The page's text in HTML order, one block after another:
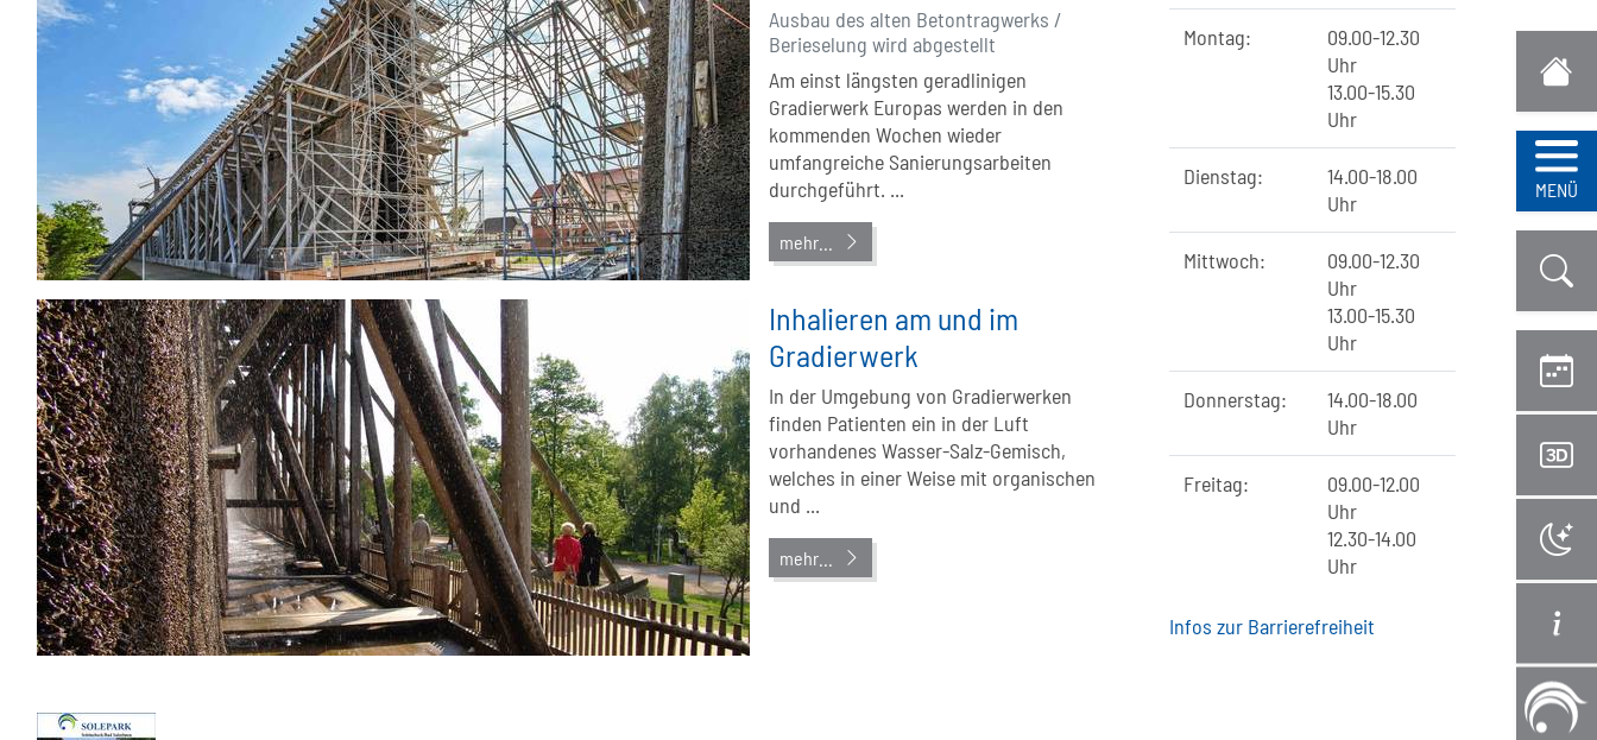
MENÜ
Ausbau des alten Betontragwerks /
Berieselung wird abgestellt
Am einst längsten geradlinigen
Gradierwerk Europas werden in den
kommenden Wochen wieder
umfangreiche Sanierungsarbeiten
durchgeführt. ...
mehr...
Inhalieren am und im
Gradierwerk
In der Umgebung von Gradierwerken
finden Patienten ein in der Luft
vorhandenes Wasser‐Salz‐Gemisch,
welches in einer Weise mit organischen
und ...
mehr...
Montag:
09.00-12.30
Uhr
13.00-15.30
Uhr
Dienstag:
14.00-18.00
Uhr
Mittwoch:
09.00-12.30
Uhr
13.00-15.30
Uhr
Donnerstag:
14.00-18.00
Uhr
Freitag:
09.00-12.00
Uhr
12.30-14.00
Uhr
Infos zur Barrierefreiheit